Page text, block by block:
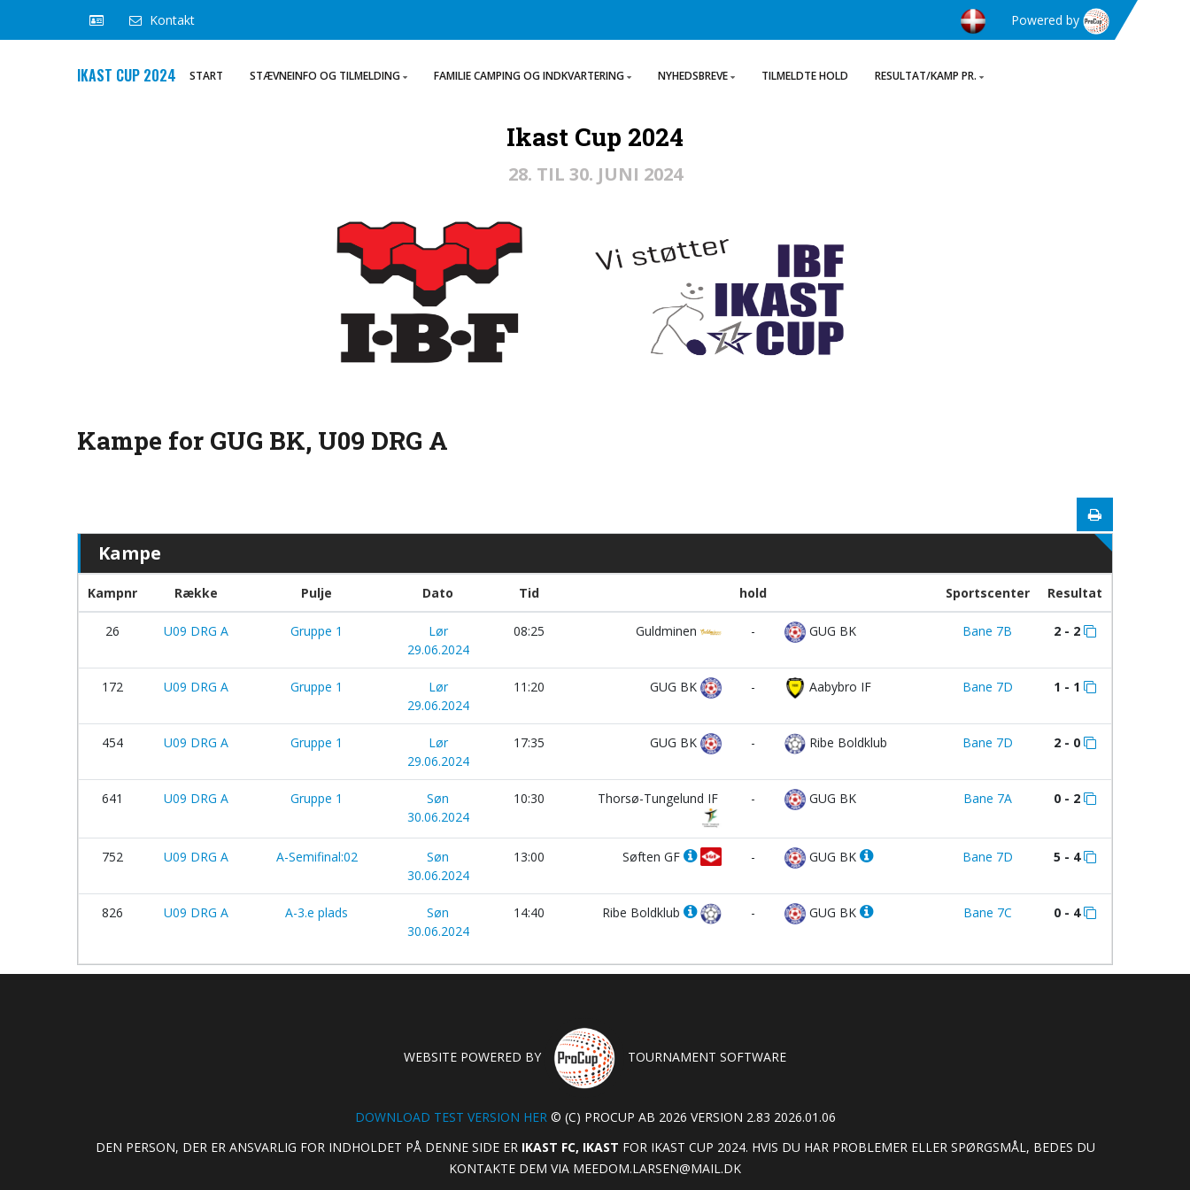
Kontakt Powered by
IKAST CUP 2024 START STÆVNEINFO OG TILMELDING FAMILIE CAMPING OG INDKVARTERING NYHEDSBREVE TILMELDTE HOLD RESULTAT/KAMP PR.
Ikast Cup 2024
28. TIL 30. JUNI 2024
Kampe for GUG BK, U09 DRG A
Kampe
Kampnr Række Pulje Dato Tid hold Sportscenter Resultat
26 U09 DRG A Gruppe 1
Lør
29.06.2024
08:25 Guldminen - GUG BK Bane 7B 2 - 2
172 U09 DRG A Gruppe 1
Lør
29.06.2024
11:20 GUG BK - Aabybro IF Bane 7D 1 - 1
454 U09 DRG A Gruppe 1
Lør
29.06.2024
17:35 GUG BK - Ribe Boldklub Bane 7D 2 - 0
641 U09 DRG A Gruppe 1
Søn
30.06.2024
10:30 Thorsø-Tungelund IF - GUG BK Bane 7A 0 - 2
752 U09 DRG A A-Semifinal:02
Søn
30.06.2024
13:00 Søften GF - GUG BK Bane 7D 5 - 4
826 U09 DRG A A-3.e plads
Søn
30.06.2024
14:40 Ribe Boldklub - GUG BK Bane 7C 0 - 4
WEBSITE POWERED BY TOURNAMENT SOFTWARE
DOWNLOAD TEST VERSION HER© (C) PROCUP AB 2026 VERSION 2.83 2026.01.06
DEN PERSON, DER ER ANSVARLIG FOR INDHOLDET PÅ DENNE SIDE ER IKAST FC, IKAST FOR IKAST CUP 2024. HVIS DU HAR PROBLEMER ELLER SPØRGSMÅL, BEDES DU
KONTAKTE DEM VIA MEEDOM.LARSEN@MAIL.DK